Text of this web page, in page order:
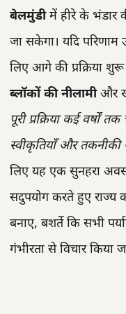
बेलमुंडीमें हीरे के भंडार
जा सकेगा। यदि
लिए आगे की प्रक्रिया
ब्लॉकों की नीलामीऔर
पूरी प्रक्रिया कई वर्षों
स्वीकृतियाँ और तकनीकी
लिए यह एक सुनहरा
सदुपयोग करते हुए
बनाए, बशर्ते कि सभी
गंभीरता से विचार किया